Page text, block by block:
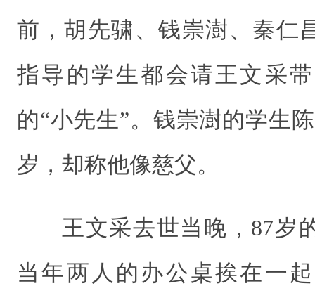
前，胡先骕、钱崇澍、秦仁
指导的学生都会请王文采
的“小先生”。钱崇澍的学生
岁，却称他像慈父。
王文采去世当晚，87岁
当年两人的办公桌挨在一